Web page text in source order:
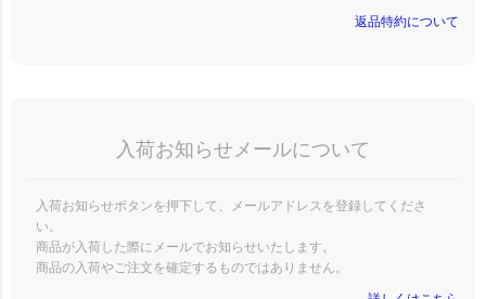
返品特約について
入荷お知らせメールについて
入荷お知らせボタンを押下して、メールアドレスを登録してくださ
い。
商品が入荷した際にメールでお知らせいたします。
商品の入荷やご注文を確定するものではありません。